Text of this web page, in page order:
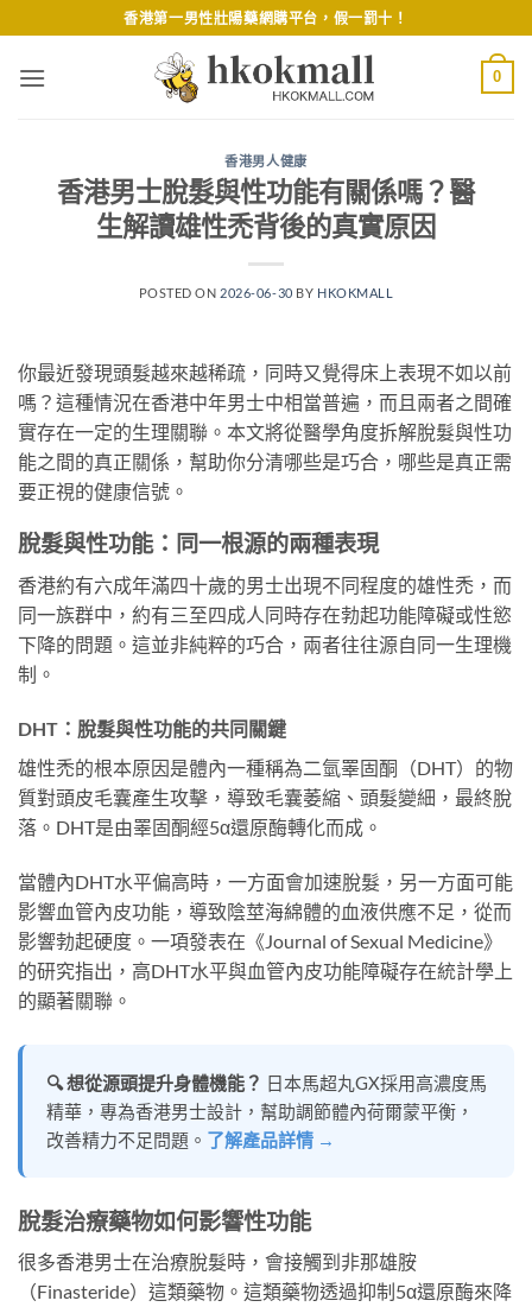
to
content
香港第一男性壯陽藥網購平台，假一罰十！
0
香港男人健康
香港男士脫髮與性功能有關係嗎？醫
生解讀雄性禿背後的真實原因
POSTED ON 2026-06-30 BY HKOKMALL
你最近發現頭髮越來越稀疏，同時又覺得床上表現不如以前
嗎？這種情況在香港中年男士中相當普遍，而且兩者之間確
實存在一定的生理關聯。本文將從醫學角度拆解脫髮與性功
能之間的真正關係，幫助你分清哪些是巧合，哪些是真正需
要正視的健康信號。
脫髮與性功能：同一根源的兩種表現
香港約有六成年滿四十歲的男士出現不同程度的雄性禿，而
同一族群中，約有三至四成人同時存在勃起功能障礙或性慾
下降的問題。這並非純粹的巧合，兩者往往源自同一生理機
制。
DHT：脫髮與性功能的共同關鍵
雄性禿的根本原因是體內一種稱為二氫睪固酮（DHT）的物
質對頭皮毛囊產生攻擊，導致毛囊萎縮、頭髮變細，最終脫
落。DHT是由睪固酮經5α還原酶轉化而成。
當體內DHT水平偏高時，一方面會加速脫髮，另一方面可能
影響血管內皮功能，導致陰莖海綿體的血液供應不足，從而
影響勃起硬度。一項發表在《Journal of Sexual Medicine》
的研究指出，高DHT水平與血管內皮功能障礙存在統計學上
的顯著關聯。
🔍 想從源頭提升身體機能？ 日本馬超丸GX採用高濃度馬
精華，專為香港男士設計，幫助調節體內荷爾蒙平衡，
改善精力不足問題。 了解產品詳情 →
脫髮治療藥物如何影響性功能
很多香港男士在治療脫髮時，會接觸到非那雄胺
（Finasteride）這類藥物。這類藥物透過抑制5α還原酶來降